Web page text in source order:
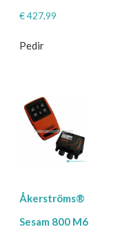
€427,99
Pedir
Åkerströms®
Sesam 800 M6